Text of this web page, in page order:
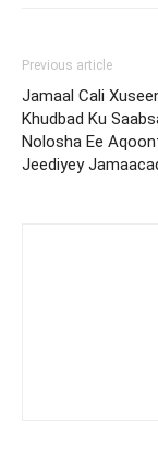
Previous article
Jamaal Cali
Khudbad Ku
Nolosha Ee
Jeediyey